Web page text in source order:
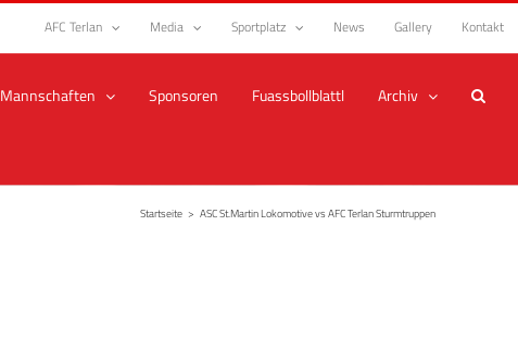
AFC Terlan Media Sportplatz News Gallery Kontakt
Mannschaften Sponsoren Fuassbollblattl Archiv
Startseite > ASC St.Martin Lokomotive vs AFC Terlan Sturmtruppen